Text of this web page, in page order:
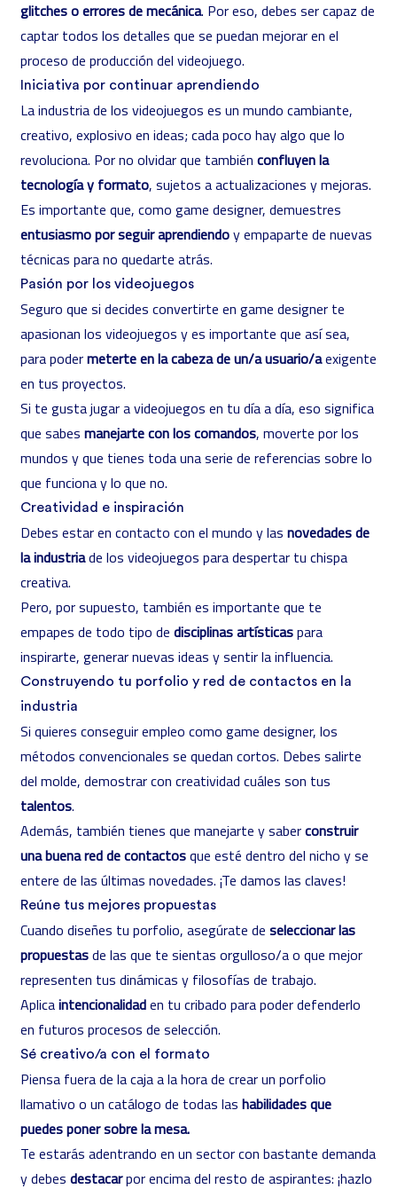
glitches o errores de mecánica. Por eso, debes ser capaz de
captar todos los detalles que se puedan mejorar en el
proceso de producción del videojuego.
Iniciativa por continuar aprendiendo
La industria de los videojuegos es un mundo cambiante,
creativo, explosivo en ideas; cada poco hay algo que lo
revoluciona. Por no olvidar que también confluyen la
tecnología y formato, sujetos a actualizaciones y mejoras.
Es importante que, como game designer, demuestres
entusiasmo por seguir aprendiendoy empaparte de nuevas
técnicas para no quedarte atrás.
Pasión por los videojuegos
Seguro que si decides convertirte en game designer te
apasionan los videojuegos y es importante que así sea,
para podermeterte en la cabeza de un/a usuario/aexigente
en tus proyectos.
Si te gusta jugar a videojuegos en tu día a día, eso significa
que sabes manejarte con los comandos, moverte por los
mundos y que tienes toda una serie de referencias sobre lo
que funciona y lo que no.
Creatividad e inspiración
Debes estar en contacto con el mundo y las novedades de
la industriade los videojuegos para despertar tu chispa
creativa.
Pero, por supuesto, también es importante que te
empapes de todo tipo de disciplinas artísticaspara
inspirarte, generar nuevas ideas y sentir la influencia.
Construyendo tu porfolio y red de contactos en la
industria
Si quieres conseguir empleo como game designer, los
métodos convencionales se quedan cortos. Debes salirte
del molde, demostrar con creatividad cuáles son tus
talentos.
Además, también tienes que manejarte y saberconstruir
una buena red de contactosque esté dentro del nicho y se
entere de las últimas novedades. ¡Te damos las claves!
Reúne tus mejores propuestas
Cuando diseñes tu porfolio, asegúrate de seleccionar las
propuestasde las que te sientas orgulloso/a o que mejor
representen tus dinámicas y filosofías de trabajo.
Aplicaintencionalidaden tu cribado para poder defenderlo
en futuros procesos de selección.
Sé creativo/a con el formato
Piensa fuera de la caja a la hora de crear un porfolio
llamativo o un catálogo de todas las habilidades que
puedes poner sobre la mesa.
Te estarás adentrando en un sector con bastante demanda
y debes destacarpor encima del resto de aspirantes: ¡hazlo